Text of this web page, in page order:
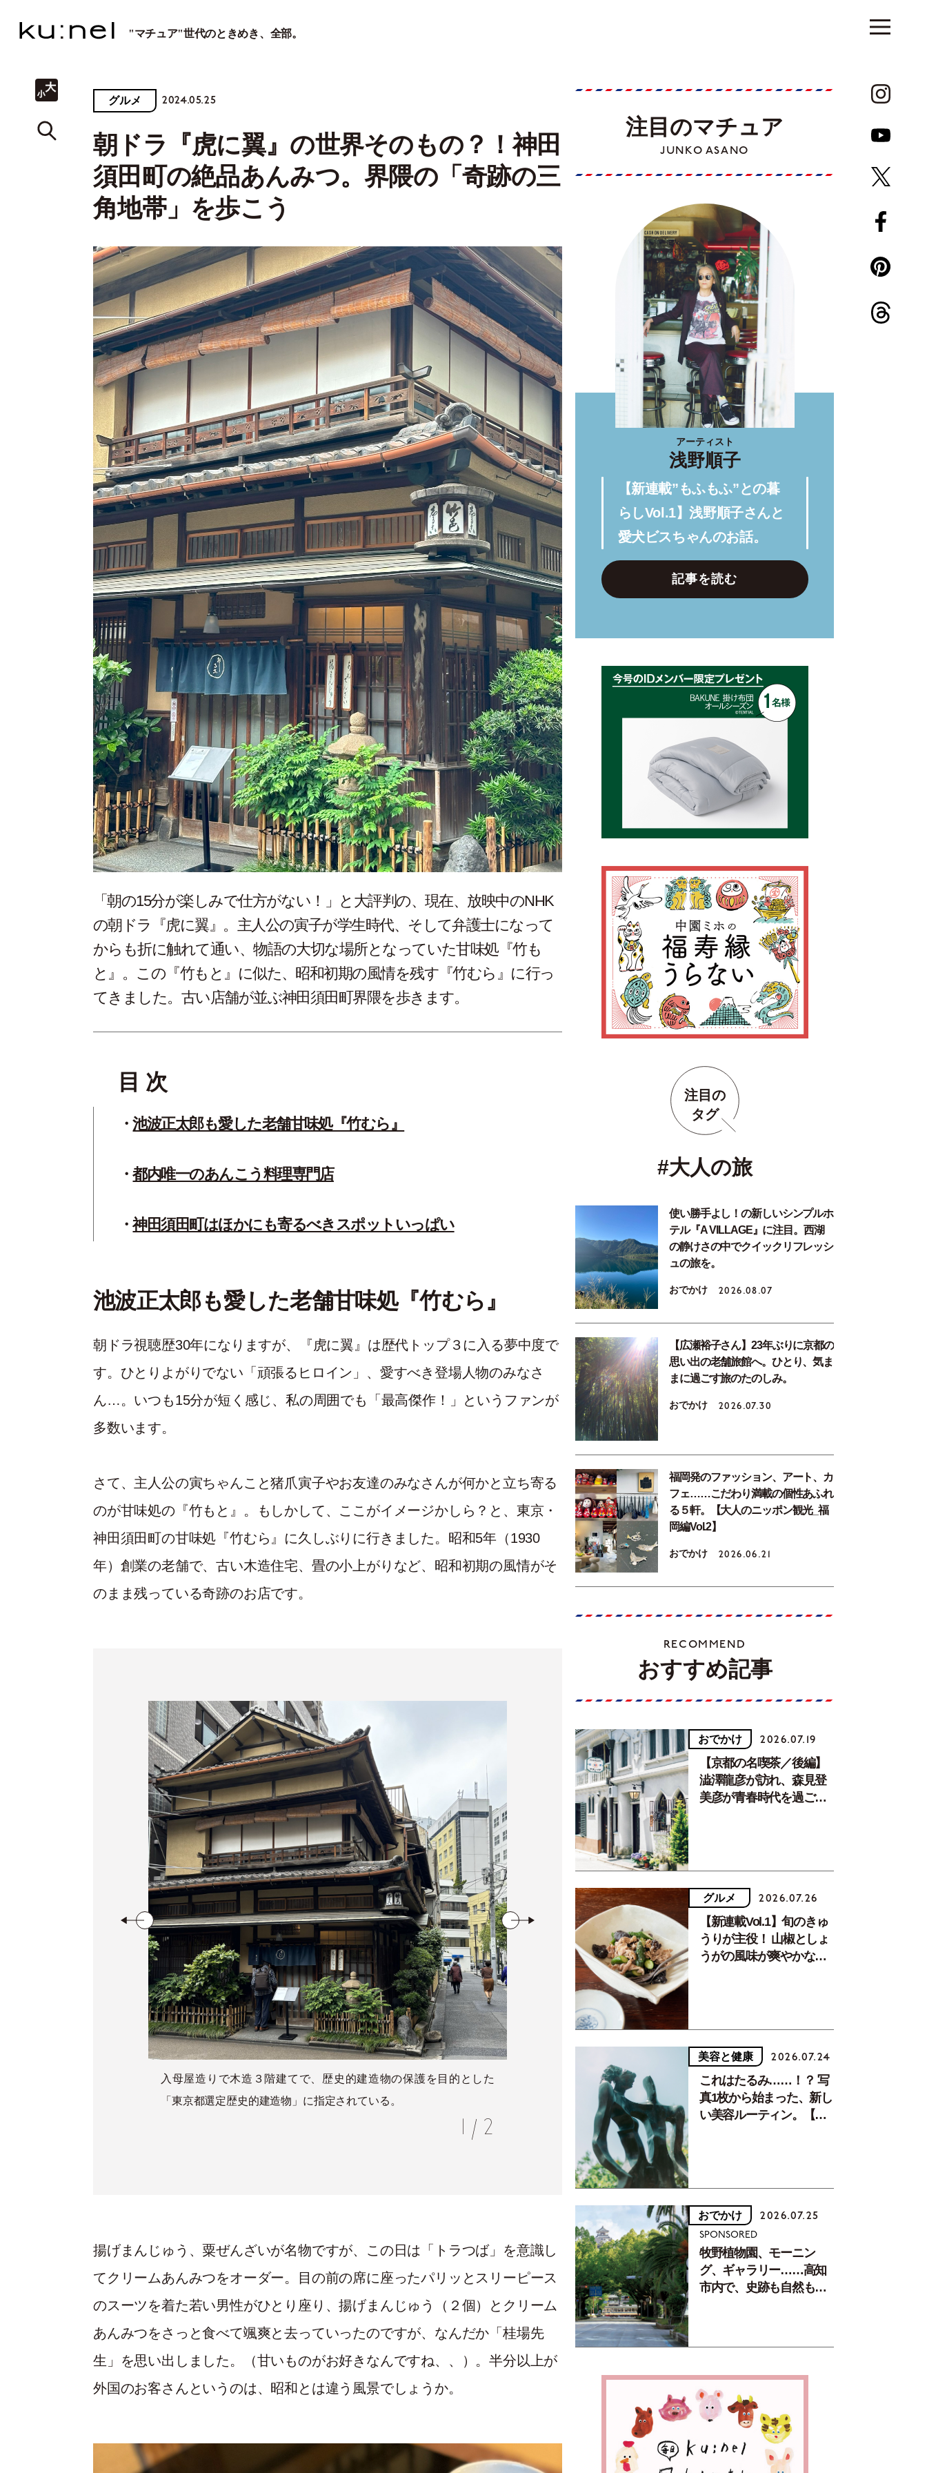
"マチュア"世代のときめき、全部。
グルメ 2024.05.25
朝ドラ『虎に翼』の世界そのもの？！神田
須田町の絶品あんみつ。界隈の「奇跡の三
角地帯」を歩こう
「朝の15分が楽しみで仕方がない！」と大評判の、現在、放映中のNHK
の朝ドラ『虎に翼』。主人公の寅子が学生時代、そして弁護士になって
からも折に触れて通い、物語の大切な場所となっていた甘味処『竹も
と』。この『竹もと』に似た、昭和初期の風情を残す『竹むら』に行っ
てきました。古い店舗が並ぶ神田須田町界隈を歩きます。
目 次
池波正太郎も愛した老舗甘味処『竹むら』
都内唯一のあんこう料理専門店
神田須田町はほかにも寄るべきスポットいっぱい
池波正太郎も愛した老舗甘味処『竹むら』
朝ドラ視聴歴30年になりますが、『虎に翼』は歴代トップ３に入る夢中度で
す。ひとりよがりでない「頑張るヒロイン」、愛すべき登場人物のみなさ
ん…。いつも15分が短く感じ、私の周囲でも「最高傑作！」というファンが
多数います。
さて、主人公の寅ちゃんこと猪爪寅子やお友達のみなさんが何かと立ち寄る
のが甘味処の『竹もと』。もしかして、ここがイメージかしら？と、東京・
神田須田町の甘味処『竹むら』に久しぶりに行きました。昭和5年（1930
年）創業の老舗で、古い木造住宅、畳の小上がりなど、昭和初期の風情がそ
のまま残っている奇跡のお店です。
入母屋造りで木造３階建てで、歴史的建造物の保護を目的とした
「東京都選定歴史的建造物」に指定されている。
軒下に吊るされた木製の提灯が趣深い佇まい
1 / 2
揚げまんじゅう、粟ぜんざいが名物ですが、この日は「トラつば」を意識し
てクリームあんみつをオーダー。目の前の席に座ったパリッとスリーピース
のスーツを着た若い男性がひとり座り、揚げまんじゅう（２個）とクリーム
あんみつをさっと食べて颯爽と去っていったのですが、なんだか「桂場先
生」を思い出しました。（甘いものがお好きなんですね、、）。半分以上が
外国のお客さんというのは、昭和とは違う風景でしょうか。
注目のマチュア
JUNKO ASANO
アーティスト
浅野順子
【新連載”もふもふ”との暮
らしVol.1】浅野順子さんと
愛犬ビスちゃんのお話。
記事を読む
注目の
タグ
#大人の旅
使い勝手よし！の新しいシンプルホ
テル『A VILLAGE』に注目。西湖
の静けさの中でクイックリフレッシ
ュの旅を。
おでかけ 2026.08.07
【広瀬裕子さん】23年ぶりに京都の
思い出の老舗旅館へ。ひとり、気ま
まに過ごす旅のたのしみ。
おでかけ 2026.07.30
福岡発のファッション、アート、カ
フェ……こだわり満載の個性あふれ
る５軒。【大人のニッポン観光_福
岡編Vol.2】
おでかけ 2026.06.21
RECOMMEND
おすすめ記事
おでかけ 2026.07.19
【京都の名喫茶／後編】
澁澤龍彦が訪れ、森見登
美彦が青春時代を過ごし
グルメ 2026.07.26
【新連載Vol.1】旬のきゅ
うりが主役！ 山椒としょ
うがの風味が爽やかな、
美容と健康 2026.07.24
これはたるみ……！？ 写
真1枚から始まった、新し
い美容ルーティン。【中
おでかけ 2026.07.25
SPONSORED
牧野植物園、モーニン
グ、ギャラリー……高知
市内で、史跡も自然もグ